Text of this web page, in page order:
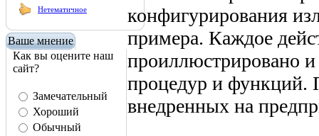
Нетематичное
Ваше мнение
Как вы оцените наш
сайт?
Замечательный
Хороший
Обычный
конфигурирования
примера. Каждое
проиллюстрировано
процедур и функций.
внедренных на